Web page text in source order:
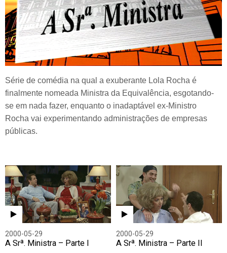
Série de comédia na qual a exuberante Lola Rocha é
finalmente nomeada Ministra da Equivalência, esgotando-
se em nada fazer, enquanto o inadaptável ex-Ministro
Rocha vai experimentando administrações de empresas
públicas.
2000-05-29
A Srª. Ministra – Parte I
2000-05-29
A Srª. Ministra – Parte II